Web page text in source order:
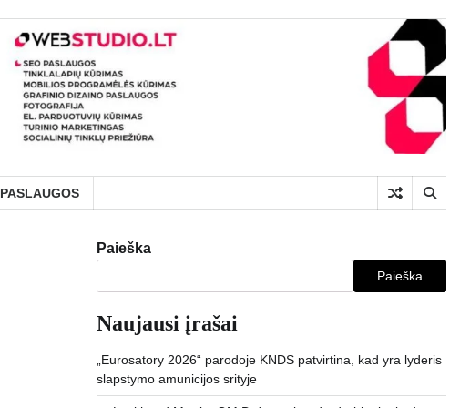
PASLAUGOS
Paieška
Paieška
Naujausi įrašai
„Eurosatory 2026“ parodoje KNDS patvirtina, kad yra lyderis
slapstymo amunicijos srityje